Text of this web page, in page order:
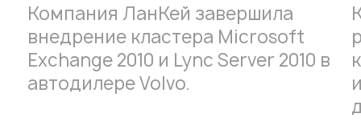
Компания ЛанКей завершила
внедрение кластера Microsoft
Exchange 2010 и Lync Server 2010 в
автодилере Volvo.